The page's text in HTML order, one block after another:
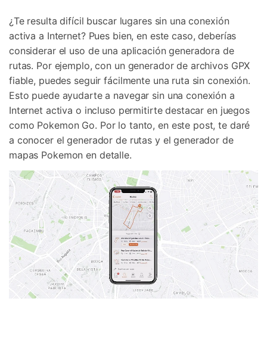
Reparación de Móviles
Protección del Móvil
Encuentra Más Soluciones
Iniciar sesión
¿Te resulta difícil buscar lugares sin una conexión
activa a Internet? Pues bien, en este caso, deberías
considerar el uso de una aplicación generadora de
rutas. Por ejemplo, con un generador de archivos GPX
fiable, puedes seguir fácilmente una ruta sin conexión.
Esto puede ayudarte a navegar sin una conexión a
Internet activa o incluso permitirte destacar en juegos
como Pokemon Go. Por lo tanto, en este post, te daré
a conocer el generador de rutas y el generador de
mapas Pokemon en detalle.